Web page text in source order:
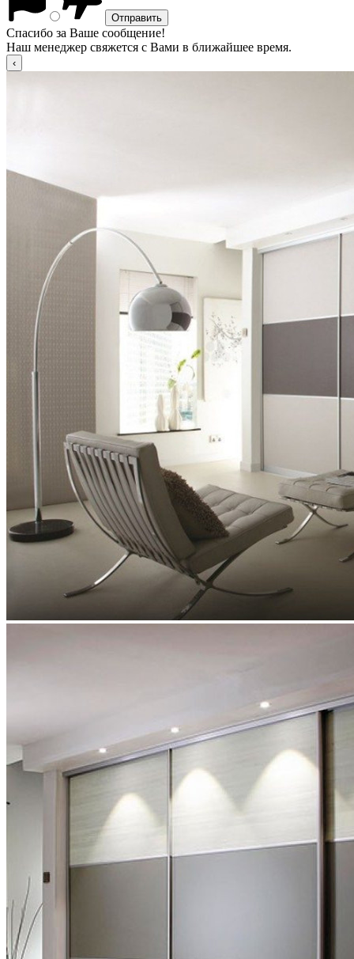
Спасибо за Ваше сообщение!
Наш менеджер свяжется с Вами в ближайшее время.